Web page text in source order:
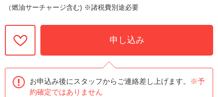
（燃油サーチャージ含む) ※諸税費別途必要
申し込み
お申込み後にスタッフからご連絡差し上げます。
※予
約確定ではありません